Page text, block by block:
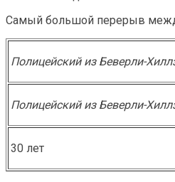
Самый большой перерыв
Полицейский из Беверли-
Полицейский из Беверли-
30 лет